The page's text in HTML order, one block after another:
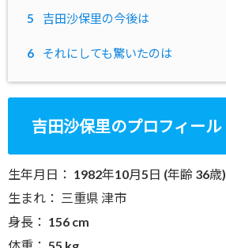
5 吉田沙保里の今後は
6 それにしても驚いたのは
吉田沙保里のプロフィール
生年月日： 1982年10月5日 (年齢 36歳)
生まれ： 三重県 津市
身長： 156 cm